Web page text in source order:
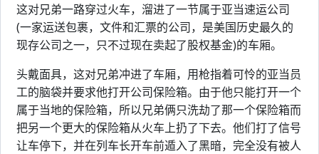
这对兄弟一路穿过火车，溜进了一节属于亚当速运公司
(一家运送包裹，文件和汇票的公司，是美国历史最久的
现存公司之一，只不过现在卖起了股权基金)的车厢。
头戴面具，这对兄弟冲进了车厢，用枪指着可怜的亚当员
工的脑袋并要求他打开公司保险箱。由于他只能打开一个
属于当地的保险箱，所以兄弟俩只洗劫了那一个保险箱而
把另一个更大的保险箱从火车上扔了下去。他们打了信号
让车停下，并在列车长开车前遁入了黑暗，完全没有被人